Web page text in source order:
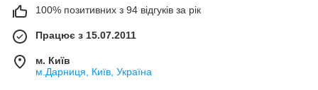
100% позитивних з 94 відгуків за рік
Працює з 15.07.2011
м. Київ
м.Дарниця, Київ, Україна